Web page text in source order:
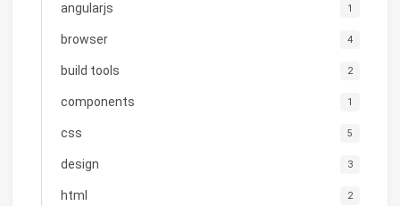
angularjs 1
browser 4
build tools 2
components 1
css 5
design 3
html 2